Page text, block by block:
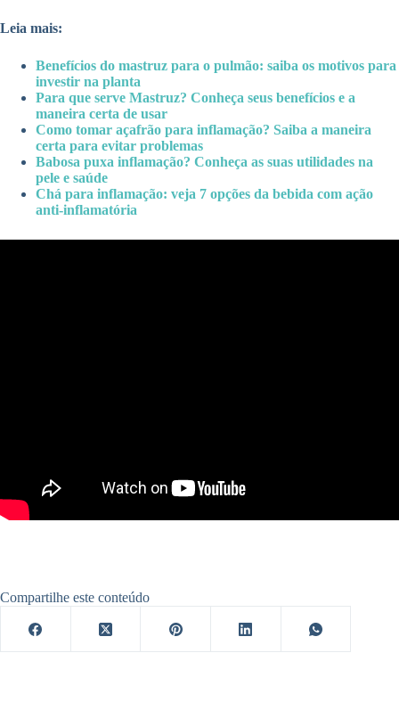
Leia mais:
Benefícios do mastruz para o pulmão: saiba os motivos para
investir na planta
Para que serve Mastruz? Conheça seus benefícios e a
maneira certa de usar
Como tomar açafrão para inflamação? Saiba a maneira
certa para evitar problemas
Babosa puxa inflamação? Conheça as suas utilidades na
pele e saúde
Chá para inflamação: veja 7 opções da bebida com ação
anti-inflamatória
Compartilhe este conteúdo